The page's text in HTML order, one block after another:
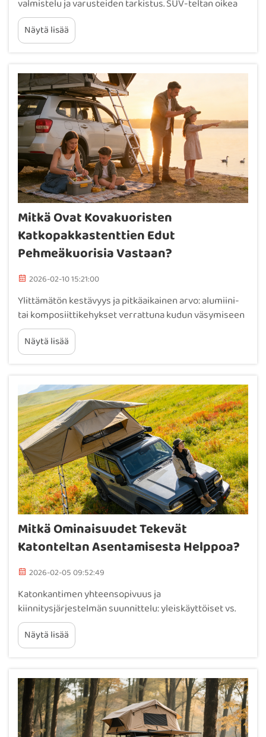
valmistelu ja varusteiden tarkistus. SUV-teltan oikea
asennus alkaa perinteisellä valmistelutyöllä.
Ensimmäiseksi tarkista, minne aiot leiriytyä. Etsi
tasainen alue, joka ei huuhtoudu pois...
Näytä lisää
Mitkä Ovat Kovakuoristen
Katkopakkastenttien Edut
Pehmeäkuorisia Vastaan?
2026-02-10 15:21:00
Ylittämätön kestävyys ja pitkäaikainen arvo: alumiini-
tai komposiittikehykset verrattuna kudun väsymiseen
– rakenteellinen eheys 10–15 vuodeksi. Kovakuorisissa
katkopakkastentissä on yleensä kehykset, jotka on
valmistettu ilmailualumiinista tai
kestää...
Näytä lisää
Mitkä Ominaisuudet Tekevät
Katonteltan Asentamisesta Helppoa?
2026-02-05 09:52:49
Katonkantimen yhteensopivuus ja
kiinnitysjärjestelmän suunnittelu: yleiskäyttöiset vs.
merkkikohtaiset kiinnitykset laajan
ajoneuvokattauksen saavuttamiseksi. Useimmat
yleiskäyttöiset kiinnitysjärjestelmät ovat
säädettävien kiinnikkeiden ansiosta, mikä tekee niistä
erinomaisia...
Näytä lisää